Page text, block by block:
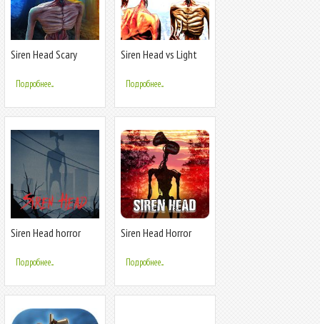
Siren Head Scary
Подробнее...
Siren Head vs Light
Подробнее...
Siren Head horror
Подробнее...
Siren Head Horror
Mod 2020
Подробнее...